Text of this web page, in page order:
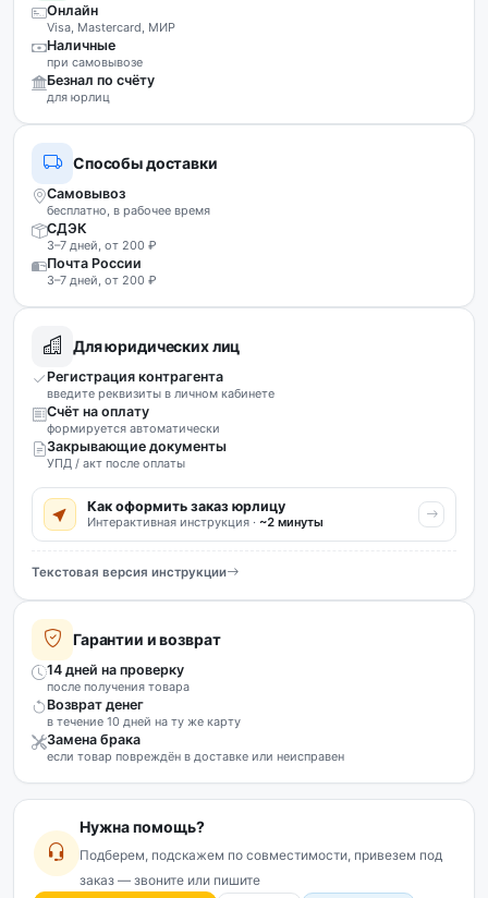
Онлайн
Visa, Mastercard, МИР
Наличные
при самовывозе
Безнал по счёту
для юрлиц
Способы доставки
Самовывоз
бесплатно, в рабочее время
СДЭК
3–7 дней, от 200 ₽
Почта России
3–7 дней, от 200 ₽
Для юридических лиц
Регистрация контрагента
введите реквизиты в личном кабинете
Счёт на оплату
формируется автоматически
Закрывающие документы
УПД / акт после оплаты
Как оформить заказ юрлицу
Интерактивная инструкция · ~2 минуты
Текстовая версия инструкции
Гарантии и возврат
14 дней на проверку
после получения товара
Возврат денег
в течение 10 дней на ту же карту
Замена брака
если товар повреждён в доставке или неисправен
Нужна помощь?
Подберем, подскажем по совместимости, привезем под
заказ — звоните или пишите